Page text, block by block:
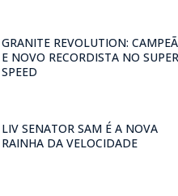
GRANITE REVOLUTION:
E NOVO RECORDISTA NO SUPER
SPEED
LIV SENATOR SAM É A NOVA
RAINHA DA VELOCIDADE